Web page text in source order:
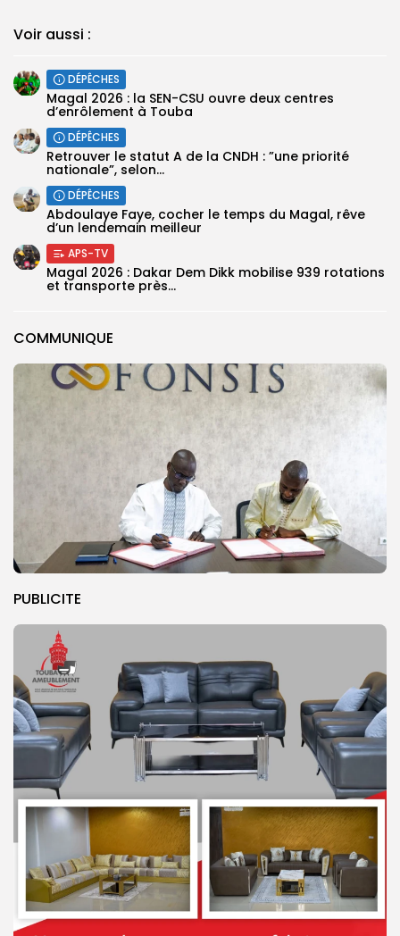
COMMUNIQUE
PUBLICITE
Voir aussi :
DÉPÊCHES
Magal 2026 : la SEN-CSU ouvre deux centres
d’enrôlement à Touba
DÉPÊCHES
Retrouver le statut A de la CNDH : ”une priorité
nationale”, selon...
DÉPÊCHES
Abdoulaye Faye, cocher le temps du Magal, rêve
d’un lendemain meilleur
APS-TV
Magal 2026 : Dakar Dem Dikk mobilise 939 rotations
et transporte près...